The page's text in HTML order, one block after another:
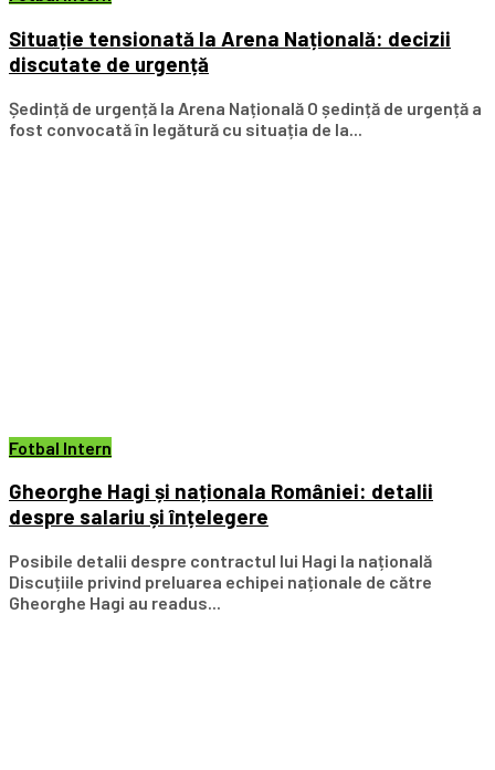
Situație tensionată la Arena Națională: decizii
discutate de urgență
Ședință de urgență la Arena Națională O ședință de urgență a
fost convocată în legătură cu situația de la...
Fotbal Intern
Gheorghe Hagi și naționala României: detalii
despre salariu și înțelegere
Posibile detalii despre contractul lui Hagi la națională
Discuțiile privind preluarea echipei naționale de către
Gheorghe Hagi au readus...